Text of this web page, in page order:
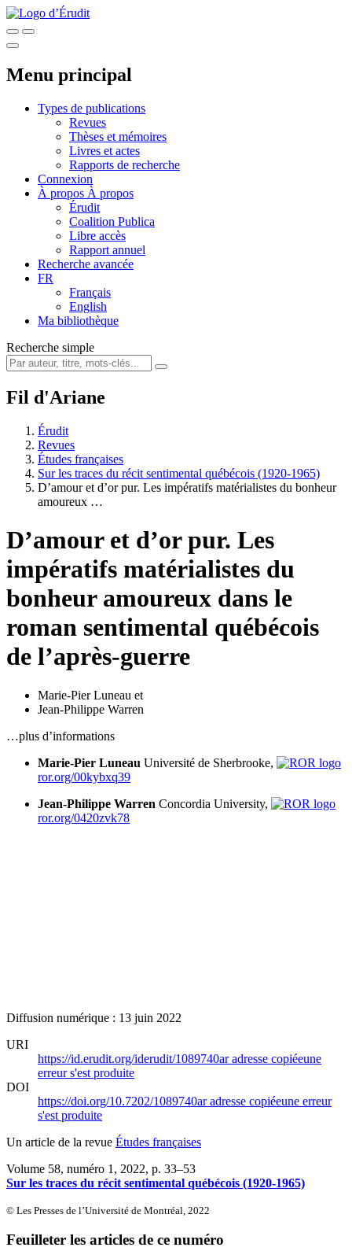
Menu principal
Types de publications
Revues
Thèses et mémoires
Livres et actes
Rapports de recherche
Connexion
À propos À propos
Érudit
Coalition Publica
Libre accès
Rapport annuel
Recherche avancée
FR
Français
English
Ma bibliothèque
Recherche simple
Fil d'Ariane
Érudit
Revues
Études françaises
Sur les traces du récit sentimental québécois (1920-1965)
D’amour et d’or pur. Les impératifs matérialistes du bonheur
amoureux …
D’amour et d’or pur. Les
impératifs matérialistes du
bonheur amoureux dans le
roman sentimental québécois
de l’après-guerre
Marie-Pier Luneau et
Jean-Philippe Warren
…plus d’informations
Marie-Pier Luneau Université de Sherbrooke,
ror.org/00kybxq39
Jean-Philippe Warren Concordia University,
ror.org/0420zvk78
Diffusion numérique : 13 juin 2022
URI
https://id.erudit.org/iderudit/1089740aradresse copiéeune
erreur s'est produite
DOI
https://doi.org/10.7202/1089740aradresse copiéeune erreur
s'est produite
Un article de la revue Études françaises
Volume 58, numéro 1, 2022, p. 33–53
Sur les traces du récit sentimental québécois (1920-1965)
© Les Presses de l’Université de Montréal, 2022
Feuilleter les articles de ce numéro